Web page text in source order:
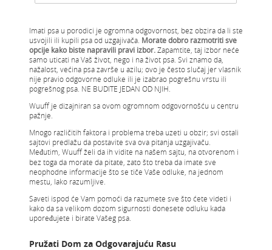
Imati psa u porodici je ogromna odgovornost, bez obzira da li ste
usvojili ili kupili psa od uzgajivača. Morate dobro razmotriti sve
opcije kako biste napravili pravi izbor.Zapamtite, taj izbor neće
samo uticati na Vaš život, nego i na život psa. Svi znamo da,
nažalost, većina psa završe u azilu; ovo je često slučaj jer vlasnik
nije pravio odgovorne odluke ili je izabrao pogrešnu vrstu ili
pogrešnog psa. NE BUDITE JEDAN OD NJIH.
Wuuff je dizajniran sa ovom ogromnom odgovornošću u centru
pažnje.
Mnogo različitih faktora i problema treba uzeti u obzir; svi ostali
sajtovi predlažu da postavite sva ova pitanja uzgajivaču.
Međutim, Wuuff želi da ih vidite na našem sajtu, na otvorenom i
bez toga da morate da pitate, zato što treba da imate sve
neophodne informacije što se tiče Vaše odluke, na jednom
mestu, lako razumljive.
Saveti ispod će Vam pomoći da razumete sve što ćete videti i
kako da sa velikom dozom sigurnosti donesete odluku kada
upoređujete i birate Vašeg psa.
Pružati Dom za Odgovarajuću Rasu